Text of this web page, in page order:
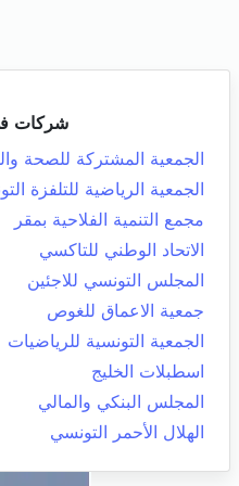
شركات
الجمعية المشتركة للصحة
الجمعية الرياضية للتلفزة
مجمع التنمية الفلاحية بمقر
الاتحاد الوطني للتاكسي
المجلس التونسي للاجئين
جمعية الاعماق للغوص
الجمعية التونسية للرياضيات
اسطبلات الخليج
المجلس البنكي والمالي
الهلال الأحمر التونسي